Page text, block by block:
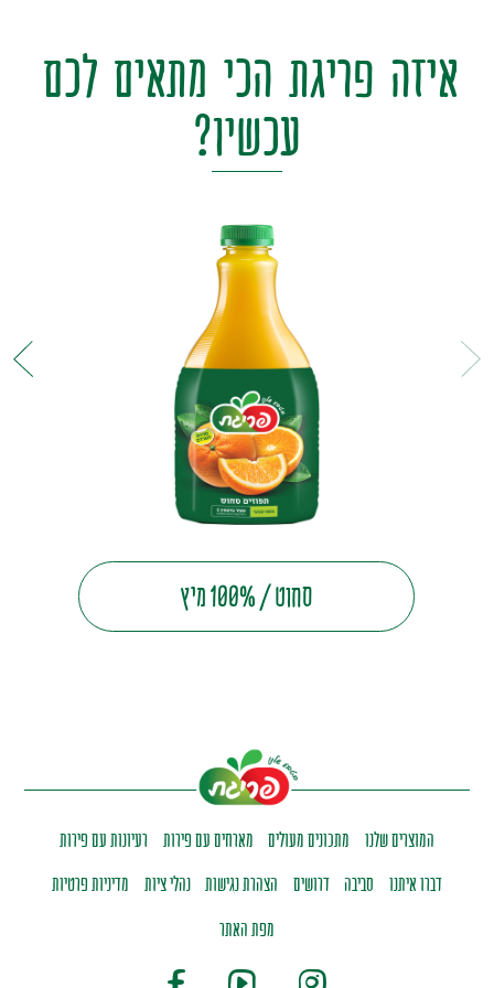
איזה פריגת הכי מתאים לכם
עכשיו?
סחוט / 100% מיץ
המוצרים שלנו מתכונים מעולים מארחים עם פירות
רעיונות עם פירות
דברו איתנו
סביבה דרושים הצהרת נגישות נהלי ציות
מדיניות פרטיות
מפת האתר